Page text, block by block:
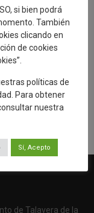
de Talavera de la
si bien podrá
También
clicando en
de cookies
políticas de
. Para obtener
nuestra
Sí, Acepto